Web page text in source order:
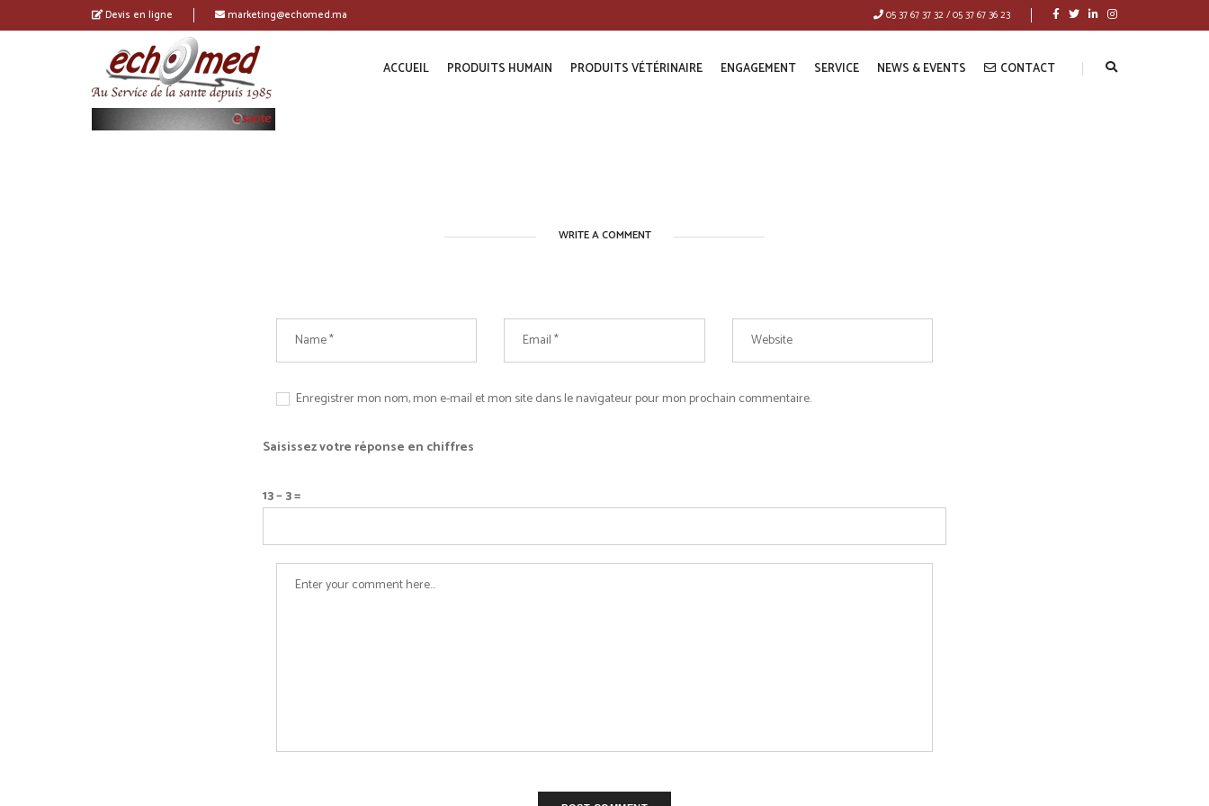
Devis en ligne marketing@echomed.ma 05 37 67 37 32 / 05 37 67 36 23
ACCUEIL PRODUITS HUMAIN PRODUITS VÉTÉRINAIRE ENGAGEMENT SERVICE NEWS & EVENTS CONTACT
WRITE A COMMENT
Enregistrer mon nom, mon e-mail et mon site dans le navigateur pour mon prochain commentaire.
Saisissez votre réponse en chiffres
13 − 3 =